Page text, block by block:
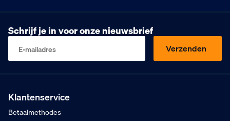
Morgen in huis
,5
Op basis van 453 beoordelingen
Kopen op rekening
Vanaf €75,- excl. BTW
Voor 16:00 besteld
Morgen in huis
Schrijf je in voor onze nieuwsbrief
E-mailadres Verzenden
Klantenservice
Betaalmethodes